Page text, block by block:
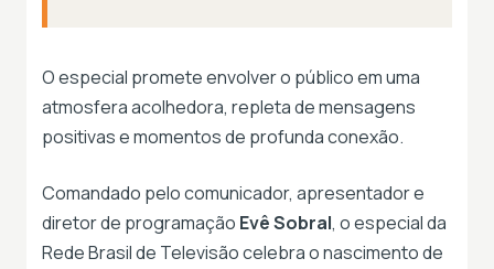
O especial promete envolver o público em uma
atmosfera acolhedora, repleta de mensagens
positivas e momentos de profunda conexão.
Comandado pelo comunicador, apresentador e
diretor de programação Evê Sobral, o especial da
Rede Brasil de Televisão celebra o nascimento de